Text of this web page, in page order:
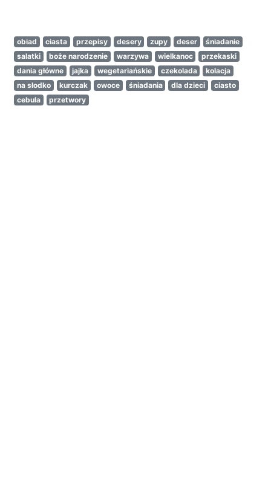
obiad ciasta przepisy desery zupy deser
śniadanie
salatki
boże narodzenie warzywa wielkanoc
przekaski
dania główne
jajka wegetariańskie czekolada
kolacja
na słodko
kurczak owoce śniadania dla dzieci
ciasto
cebula
przetwory